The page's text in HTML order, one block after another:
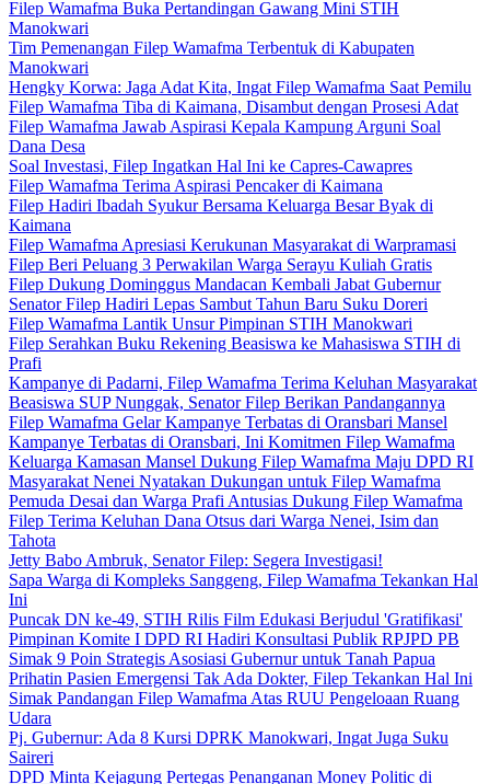
Filep Wamafma Buka Pertandingan Gawang Mini STIH
Manokwari
Tim Pemenangan Filep Wamafma Terbentuk di Kabupaten
Manokwari
Hengky Korwa: Jaga Adat Kita, Ingat Filep Wamafma Saat Pemilu
Filep Wamafma Tiba di Kaimana, Disambut dengan Prosesi Adat
Filep Wamafma Jawab Aspirasi Kepala Kampung Arguni Soal
Dana Desa
Soal Investasi, Filep Ingatkan Hal Ini ke Capres-Cawapres
Filep Wamafma Terima Aspirasi Pencaker di Kaimana
Filep Hadiri Ibadah Syukur Bersama Keluarga Besar Byak di
Kaimana
Filep Wamafma Apresiasi Kerukunan Masyarakat di Warpramasi
Filep Beri Peluang 3 Perwakilan Warga Serayu Kuliah Gratis
Filep Dukung Dominggus Mandacan Kembali Jabat Gubernur
Senator Filep Hadiri Lepas Sambut Tahun Baru Suku Doreri
Filep Wamafma Lantik Unsur Pimpinan STIH Manokwari
Filep Serahkan Buku Rekening Beasiswa ke Mahasiswa STIH di
Prafi
Kampanye di Padarni, Filep Wamafma Terima Keluhan Masyarakat
Beasiswa SUP Nunggak, Senator Filep Berikan Pandangannya
Filep Wamafma Gelar Kampanye Terbatas di Oransbari Mansel
Kampanye Terbatas di Oransbari, Ini Komitmen Filep Wamafma
Keluarga Kamasan Mansel Dukung Filep Wamafma Maju DPD RI
Masyarakat Nenei Nyatakan Dukungan untuk Filep Wamafma
Pemuda Desai dan Warga Prafi Antusias Dukung Filep Wamafma
Filep Terima Keluhan Dana Otsus dari Warga Nenei, Isim dan
Tahota
Jetty Babo Ambruk, Senator Filep: Segera Investigasi!
Sapa Warga di Kompleks Sanggeng, Filep Wamafma Tekankan Hal
Ini
Puncak DN ke-49, STIH Rilis Film Edukasi Berjudul 'Gratifikasi'
Pimpinan Komite I DPD RI Hadiri Konsultasi Publik RPJPD PB
Simak 9 Poin Strategis Asosiasi Gubernur untuk Tanah Papua
Prihatin Pasien Emergensi Tak Ada Dokter, Filep Tekankan Hal Ini
Simak Pandangan Filep Wamafma Atas RUU Pengeloaan Ruang
Udara
Pj. Gubernur: Ada 8 Kursi DPRK Manokwari, Ingat Juga Suku
Saireri
DPD Minta Kejagung Pertegas Penanganan Money Politic di